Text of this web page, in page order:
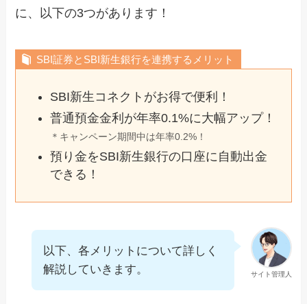
に、以下の3つがあります！
SBI証券とSBI新生銀行を連携するメリット
SBI新生コネクトがお得で便利！
普通預金金利が年率0.1%に大幅アップ！
＊キャンペーン期間中は年率0.2%！
預り金をSBI新生銀行の口座に自動出金
できる！
サイト管理人
以下、各メリットについて詳しく
解説していきます。